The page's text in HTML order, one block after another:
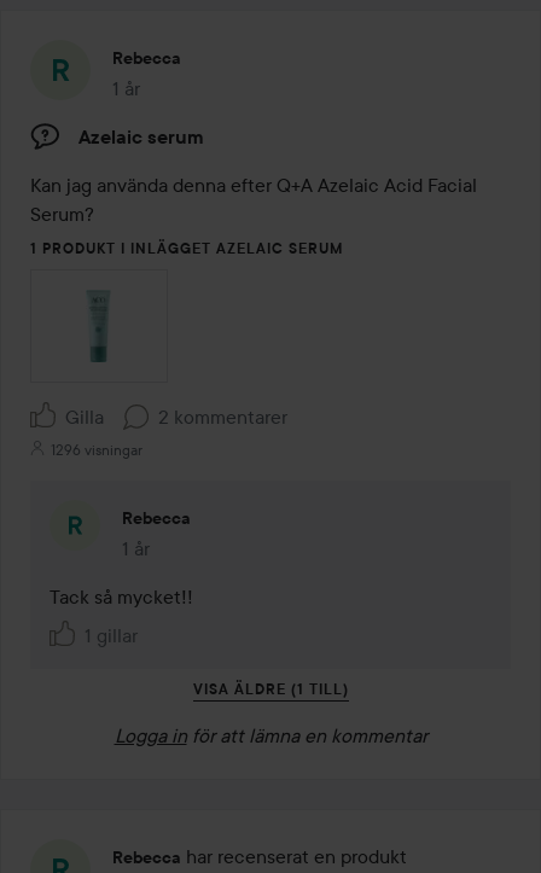
Rebecca
1 år
Inlägget skapades 1 år
Azelaic serum
Kan jag använda denna efter Q+A Azelaic Acid Facial
Serum?
1 PRODUKT I INLÄGGET AZELAIC SERUM
Gilla 2 kommentarer
1296 visningar
Rebecca
1 år
Kommentaren lades 1 år
Tack så mycket!!
1 gillar
VISA ÄLDRE (1 TILL)
Logga in för att lämna en kommentar
Rebecca har recenserat en produkt